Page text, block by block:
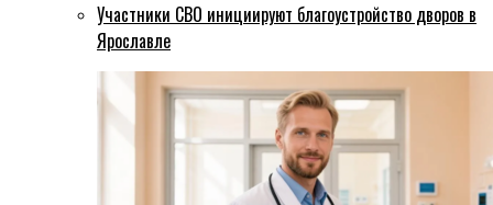
Участники СВО инициируют благоустройство дворов в
Ярославле